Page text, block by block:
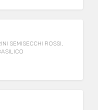
SEMISECCHI ROSSI,